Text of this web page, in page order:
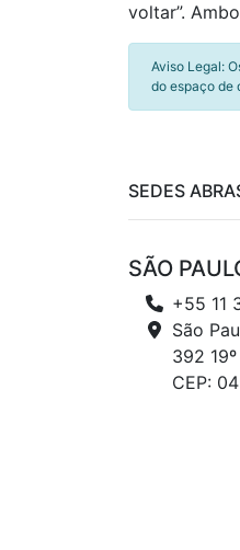
voltar”.
Aviso Legal:
do espaço de
SEDES
SÃO
+55 11
São
392
CEP: